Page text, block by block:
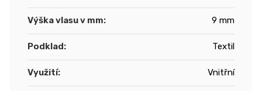
Výška vlasu v mm: 9 mm
Podklad: Textil
Využití: Vnitřní